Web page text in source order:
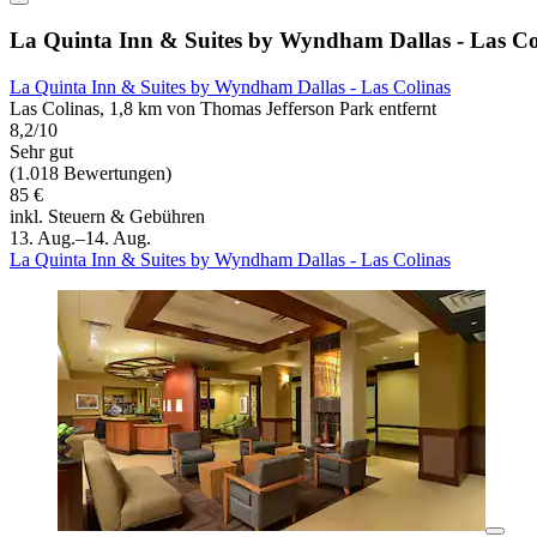
La Quinta Inn & Suites by Wyndham Dallas - Las
La Quinta Inn & Suites by Wyndham Dallas - Las Colinas
Las Colinas, 1,8 km von Thomas Jefferson Park entfernt
8,2/10
Sehr gut
(1.018 Bewertungen)
85 €
inkl. Steuern & Gebühren
13. Aug.–14. Aug.
La Quinta Inn & Suites by Wyndham Dallas - Las Colinas